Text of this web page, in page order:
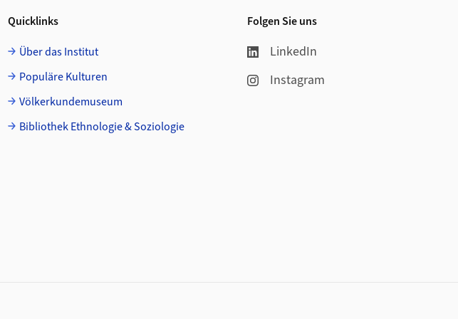
Quicklinks
Über das Institut
Populäre Kulturen
Völkerkundemuseum
Bibliothek Ethnologie & Soziologie
Folgen Sie uns
LinkedIn
Instagram